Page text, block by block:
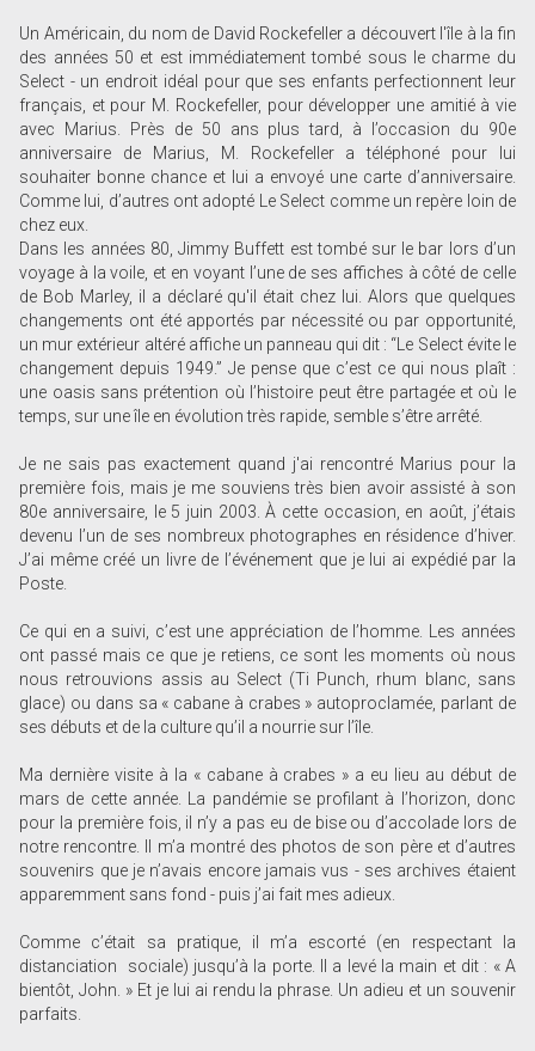
Un Américain, du nom de David Rockefeller a découvert l'île à la fin
des années 50 et est immédiatement tombé sous le charme du
Select - un endroit idéal pour que ses enfants perfectionnent leur
français, et pour M. Rockefeller, pour développer une amitié à vie
avec Marius. Près de 50 ans plus tard, à l’occasion du 90e
anniversaire de Marius, M. Rockefeller a téléphoné pour lui
souhaiter bonne chance et lui a envoyé une carte d’anniversaire.
Comme lui, d’autres ont adopté Le Select comme un repère loin de
chez eux.
Dans les années 80, Jimmy Buffett est tombé sur le bar lors d’un
voyage à la voile, et en voyant l’une de ses affiches à côté de celle
de Bob Marley, il a déclaré qu'il était chez lui. Alors que quelques
changements ont été apportés par nécessité ou par opportunité,
un mur extérieur altéré affiche un panneau qui dit : “Le Select évite le
changement depuis 1949.” Je pense que c’est ce qui nous plaît :
une oasis sans prétention où l’histoire peut être partagée et où le
temps, sur une île en évolution très rapide, semble s’être arrêté.
Je ne sais pas exactement quand j'ai rencontré Marius pour la
première fois, mais je me souviens très bien avoir assisté à son
80e anniversaire, le 5 juin 2003. À cette occasion, en août, j’étais
devenu l’un de ses nombreux photographes en résidence d’hiver.
J’ai même créé un livre de l’événement que je lui ai expédié par la
Poste.
Ce qui en a suivi, c’est une appréciation de l’homme. Les années
ont passé mais ce que je retiens, ce sont les moments où nous
nous retrouvions assis au Select (Ti Punch, rhum blanc, sans
glace) ou dans sa « cabane à crabes » autoproclamée, parlant de
ses débuts et de la culture qu’il a nourrie sur l’île.
Ma dernière visite à la « cabane à crabes » a eu lieu au début de
mars de cette année. La pandémie se profilant à l’horizon, donc
pour la première fois, il n’y a pas eu de bise ou d’accolade lors de
notre rencontre. Il m’a montré des photos de son père et d’autres
souvenirs que je n’avais encore jamais vus - ses archives étaient
apparemment sans fond - puis j’ai fait mes adieux.
Comme c’était sa pratique, il m’a escorté (en respectant la
distanciation sociale) jusqu’à la porte. Il a levé la main et dit : « A
bientôt, John. » Et je lui ai rendu la phrase. Un adieu et un souvenir
parfaits.